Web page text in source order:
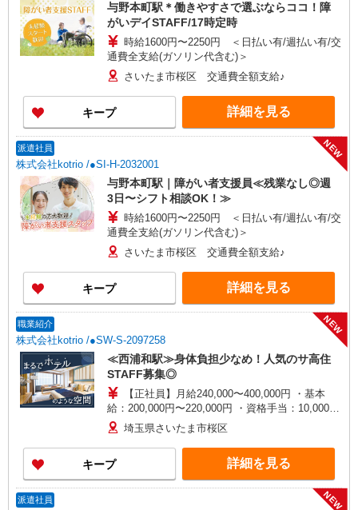
与野本町駅＊働きやすさで選ぶならココ！障
がいデイSTAFF/17時定時
時給1600円〜2250円 ＜日払い有/週払い有/交
通費全支給(ガソリン代含む)＞
さいたま市桜区 交通費全額支給♪
キープ 詳細を見る
派遣社員
株式会社kotrio /●SI-H-2032001
NEW
与野本町駅｜障がい者支援員≪残業なし◎週
3日〜シフト相談OK！≫
時給1600円〜2250円 ＜日払い有/週払い有/交
通費全支給(ガソリン代含む)＞
さいたま市桜区 交通費全額支給♪
キープ 詳細を見る
職業紹介
株式会社kotrio /●SW-S-2097258
NEW
≪西浦和駅≫身体負担少なめ！人気のサ高住
STAFF募集◎
【正社員】月給240,000〜400,000円 ・基本
給：200,000円〜220,000円 ・資格手当：10,000〜
30,000円 ・役職手当：10,000〜70,000円 ・処遇改
善手当：20,000〜60,000円（勤続年数、保有資格
により変動） ・固定残業手当：20,000円（10時
間） ※固定残業時間を超過する場合には超過勤務
手当として別途支給 ・夜勤手当：10,000円/1回
埼玉県さいたま市桜区
キープ 詳細を見る
派遣社員 NEW